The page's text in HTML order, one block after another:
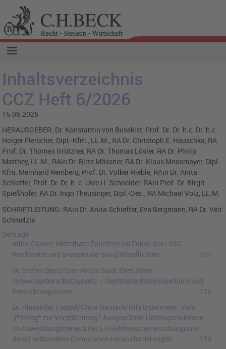
Inhaltsverzeichnis
CCZ Heft 6/2026
15.06.2026
HERAUSGEBER: Dr. Konstantin von Busekist, Prof. Dr. Dr. h.c. Dr. h.c.
Holger Fleischer, Dipl.-Kfm., LL.M., RA Dr. Christoph E. Hauschka, RA
Prof. Dr. Thomas Grützner, RA Dr. Thomas Lösler, RA Dr. Philip
Matthey, LL.M., RAin Dr. Birte Mössner, RA Dr. Klaus Moosmayer, Dipl.-
Kfm. Meinhard Remberg, Prof. Dr. Volker Rieble, RAin Dr. Anita
Schieffer, Prof. Dr. Dr. h. c. Uwe H. Schneider, RAin Prof. Dr. Birgit
Spießhofer, RA Dr. Ingo Theusinger, Dipl.-Oec., RA Michael Volz, LL.M.
SCHRIFTLEITUNG: RAin Dr. Anita Schieffer, Eva Bergmann, RA Dr. Veit
Schmelzle
Beiträge
Alina Ganser: Mittelbare Zulieferer im Fokus des LkSG –
Reichweite und Grenzen der Sorgfaltspflichten
157
Dr. Stefan Bartz/Carl-Anton Sack: Drei Jahre
Hinweisgeberschutzgesetz – Rechtsprechungsüberblick und
Entwicklungslinien
170
Dr. Alexander Cappel/Clara Naujack/Nils Ostermeier: Vom
„Privileg“ zur Verpflichtung? Ausgewählte Holdingstrukturen
im Anwendungsbereich der EU-Geldwäscheverordnung und
damit verbundene Compliance-Herausforderungen
179